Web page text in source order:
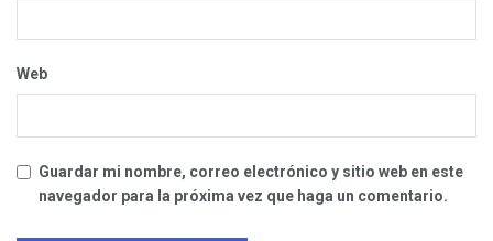
Web
Guardar mi nombre, correo electrónico y sitio web en este
navegador para la próxima vez que haga un comentario.